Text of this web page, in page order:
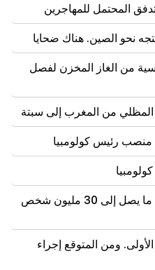
الفكرية ستغير مكانة أرمينيا
حر جديدة. ستصل درجة
ميدفيديف يريفان
بالقرب من خط
المحتمل للمهاجرين
نحو الصين. هناك ضحايا
من الغاز المخزن لفصل
المظلي من المغرب إلى سبتة
منصب رئيس كولومبيا
إعصار "دولفين" يتجه نحو الصين. ما يصل إلى 30 مليون شخص
ومن المتوقع إجراء